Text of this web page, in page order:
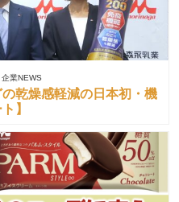
業NEWS
乾燥感軽減の日本初・機
】